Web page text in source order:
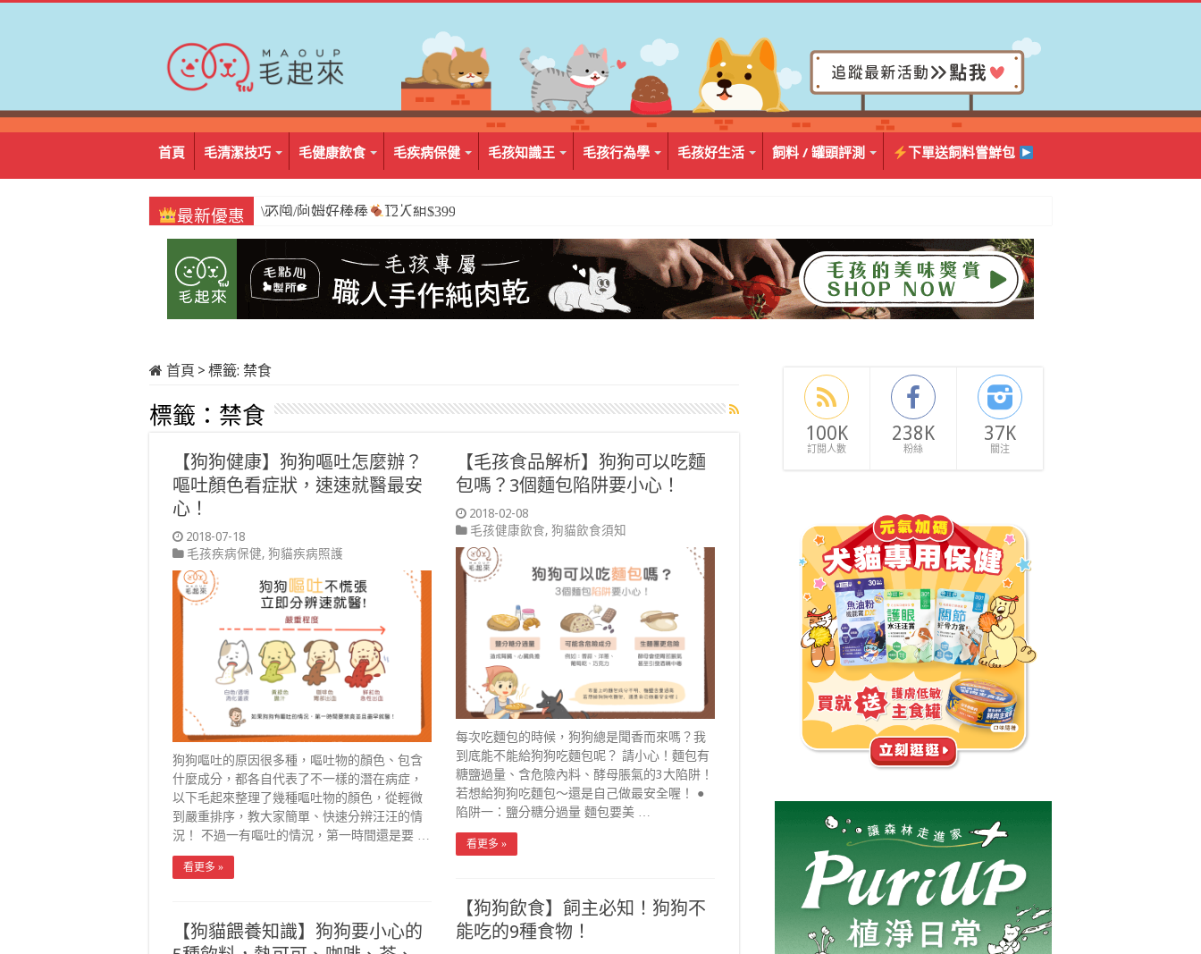
首頁 毛清潔技巧 毛健康飲食 毛疾病保健 毛孩知識王 毛孩行為學 毛孩好生活 飼料 / 罐頭評測 下單送飼料嘗鮮包
最新優惠 \必囤/阿姆好棒棒 12入組$399
首頁 > 標籤: 禁食
標籤： 禁食
【狗狗健康】狗狗嘔吐怎麼辦？
嘔吐顏色看症狀，速速就醫最安
心！
2018-07-18
毛孩疾病保健, 狗貓疾病照護
狗狗嘔吐的原因很多種，嘔吐物的顏色、包含
什麼成分，都各自代表了不一樣的潛在病症，
以下毛起來整理了幾種嘔吐物的顏色，從輕微
到嚴重排序，教大家簡單、快速分辨汪汪的情
況！ 不過一有嘔吐的情況，第一時間還是要 …
看更多 »
【毛孩食品解析】狗狗可以吃麵
包嗎？3個麵包陷阱要小心！
2018-02-08
毛孩健康飲食, 狗貓飲食須知
每次吃麵包的時候，狗狗總是聞香而來嗎？我
到底能不能給狗狗吃麵包呢？ 請小心！麵包有
糖鹽過量、含危險內料、酵母脹氣的3大陷阱！
若想給狗狗吃麵包～還是自己做最安全喔！ ●
陷阱一：鹽分糖分過量 麵包要美 …
看更多 »
【狗狗飲食】飼主必知！狗狗不
能吃的9種食物！
【狗貓餵養知識】狗狗要小心的
100K
訂閱人數
238K
粉絲
37K
關注